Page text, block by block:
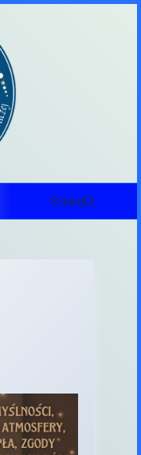
Szukaj